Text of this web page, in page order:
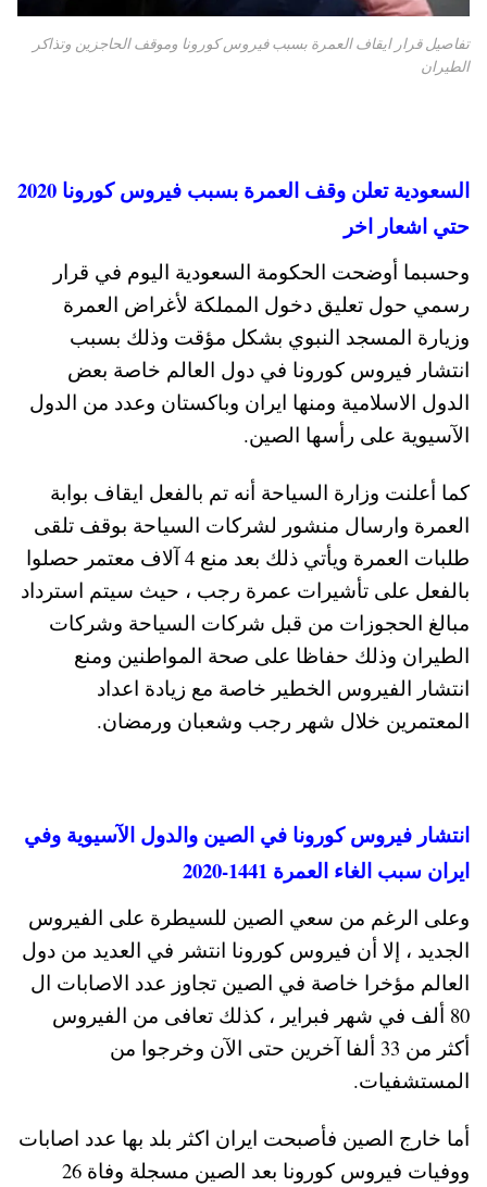
تفاصيل قرار ايقاف العمرة بسبب فيروس كورونا وموقف الحاجزين وتذاكر
الطيران
السعودية تعلن وقف العمرة بسبب فيروس كورونا 2020
حتي اشعار اخر
وحسبما أوضحت الحكومة السعودية اليوم في قرار
رسمي حول تعليق دخول المملكة لأغراض العمرة
وزيارة المسجد النبوي بشكل مؤقت وذلك بسبب
انتشار فيروس كورونا في دول العالم خاصة بعض
الدول الاسلامية ومنها ايران وباكستان وعدد من الدول
الآسيوية على رأسها الصين.
كما أعلنت وزارة السياحة أنه تم بالفعل ايقاف بوابة
العمرة وارسال منشور لشركات السياحة بوقف تلقى
طلبات العمرة ويأتي ذلك بعد منع 4 آلاف معتمر حصلوا
بالفعل على تأشيرات عمرة رجب ، حيث سيتم استرداد
مبالغ الحجوزات من قبل شركات السياحة وشركات
الطيران وذلك حفاظا على صحة المواطنين ومنع
انتشار الفيروس الخطير خاصة مع زيادة اعداد
المعتمرين خلال شهر رجب وشعبان ورمضان.
انتشار فيروس كورونا في الصين والدول الآسيوية وفي
ايران سبب الغاء العمرة 1441-2020
وعلى الرغم من سعي الصين للسيطرة على الفيروس
الجديد ، إلا أن فيروس كورونا انتشر في العديد من دول
العالم مؤخرا خاصة في الصين تجاوز عدد الاصابات ال
80 ألف في شهر فبراير ، كذلك تعافى من الفيروس
أكثر من 33 ألفا آخرين حتى الآن وخرجوا من
المستشفيات.
أما خارج الصين فأصبحت ايران اكثر بلد بها عدد اصابات
ووفيات فيروس كورونا بعد الصين مسجلة وفاة 26